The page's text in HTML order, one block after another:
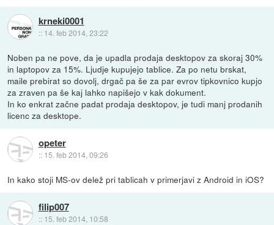
krneki0001
:: 14. feb 2014, 23:22
Noben pa ne pove, da je upadla prodaja desktopov za skoraj 30%
in laptopov za 15%. Ljudje kupujejo tablice. Za po netu brskat,
maile prebirat so dovolj, drgač pa še za par evrov tipkovnico kupjo
za zraven pa še kaj lahko napišejo v kak dokument.
In ko enkrat začne padat prodaja desktopov, je tudi manj prodanih
licenc za desktope.
opeter
:: 15. feb 2014, 09:26
In kako stoji MS-ov delež pri tablicah v primerjavi z Android in iOS?
filip007
:: 15. feb 2014, 10:58